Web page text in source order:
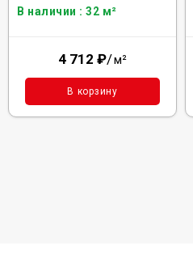
В наличии : 32 м²
4 712 ₽/м²
В корзину